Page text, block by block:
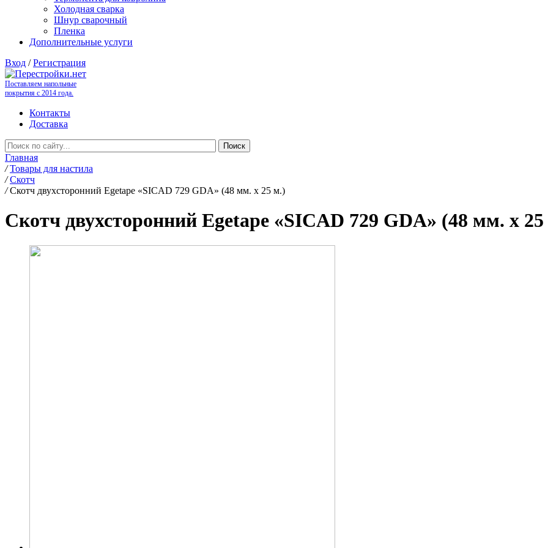
Холодная сварка
Шнур сварочный
Пленка
Дополнительные услуги
Вход /Регистрация
Поставляем напольные
покрытия с 2014 года.
Контакты
Доставка
Главная
/ Товары для настила
/ Скотч
/ Скотч двухсторонний Egetape «SICAD 729 GDA» (48 мм. х 25 м.)
Скотч двухсторонний Egetape «SICAD 729 GDA» (48 мм. х